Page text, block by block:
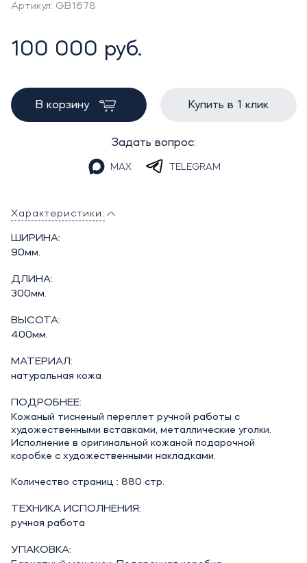
Артикул: GB1678
100 000 руб.
В корзину Купить в 1 клик
Задать вопрос:
MAX TELEGRAM
Характеристики:
ШИРИНА:
90мм.
ДЛИНА:
300мм.
ВЫСОТА:
400мм.
МАТЕРИАЛ:
натуральная кожа
ПОДРОБНЕЕ:
Кожаный тисненый переплет ручной работы с
художественными вставками, металлические уголки.
Исполнение в оригинальной кожаной подарочной
коробке с художественными накладками.
Количество страниц : 880 стр.
ТЕХНИКА ИСПОЛНЕНИЯ:
ручная работа
УПАКОВКА: